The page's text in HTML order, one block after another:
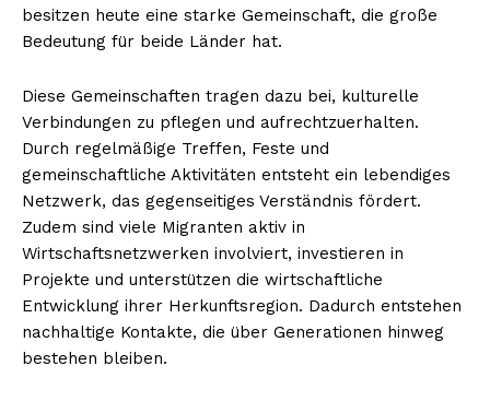
besitzen heute eine starke Gemeinschaft, die große
Bedeutung für beide Länder hat.
Diese Gemeinschaften tragen dazu bei, kulturelle
Verbindungen zu pflegen und aufrechtzuerhalten.
Durch regelmäßige Treffen, Feste und
gemeinschaftliche Aktivitäten entsteht ein lebendiges
Netzwerk, das gegenseitiges Verständnis fördert.
Zudem sind viele Migranten aktiv in
Wirtschaftsnetzwerken involviert, investieren in
Projekte und unterstützen die wirtschaftliche
Entwicklung ihrer Herkunftsregion. Dadurch entstehen
nachhaltige Kontakte, die über Generationen hinweg
bestehen bleiben.